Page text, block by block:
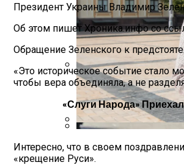
Международная
Кризис
В «Борисполе»
Президент Украины Владимир
Об этом пишет Хроника.инфо со
Обращение Зеленского к
«Это историческое событие стало
чтобы вера объединяла, а не
«Слуги Народа»
Интересно, что в своем
«крещение Руси».